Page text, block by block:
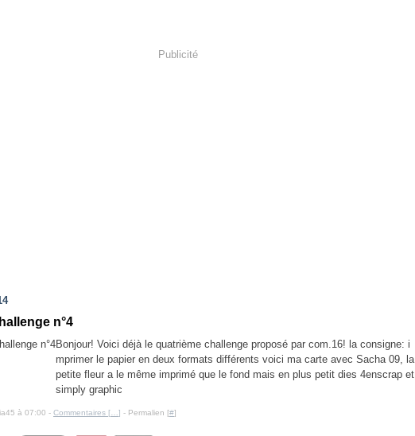
Publicité
n°4
Bonjour! Voici déjà le quatrième challenge proposé par com.16! la consigne: i
mprimer le papier en deux formats différents voici ma carte avec Sacha 09, la
petite fleur a le même imprimé que le fond mais en plus petit dies 4enscrap et
simply graphic
à 07:00 - Commentaires [ ] - Permalien [#]